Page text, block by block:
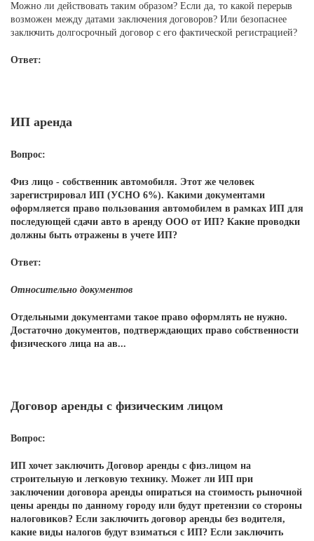
Можно ли действовать таким образом? Если да, то какой перерыв
возможен между датами заключения договоров? Или безопаснее
заключить долгосрочный договор с его фактической регистрацией?
Ответ:
ИП аренда
Вопрос:
Физ лицо - собственник автомобиля. Этот же человек
зарегистрировал ИП (УСНО 6%). Какими документами
оформляется право пользования автомобилем в рамках ИП для
последующей сдачи авто в аренду ООО от ИП? Какие проводки
должны быть отражены в учете ИП?
Ответ:
Относительно документов
Отдельными документами такое право оформлять не нужно.
Достаточно документов, подтверждающих право собственности
физического лица на ав...
Договор аренды с физическим лицом
Вопрос:
ИП хочет заключить Договор аренды с физ.лицом на
строительную и легковую технику. Может ли ИП при
заключении договора аренды опираться на стоимость рыночной
цены аренды по данному городу или будут претензии со стороны
налоговиков? Если заключить договор аренды без водителя,
какие виды налогов будут взиматься с ИП? Если заключить